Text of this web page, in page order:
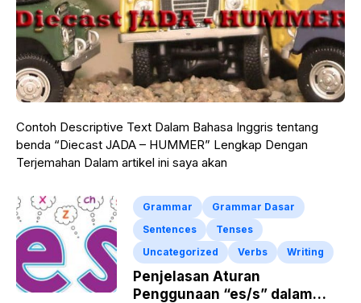
Contoh Descriptive Text Dalam Bahasa Inggris tentang
benda “Diecast JADA – HUMMER” Lengkap Dengan
Terjemahan Dalam artikel ini saya akan
Grammar
Grammar Dasar
Sentences
Tenses
Uncategorized
Verbs Writing
Penjelasan Aturan
Penggunaan “es/s” dalam